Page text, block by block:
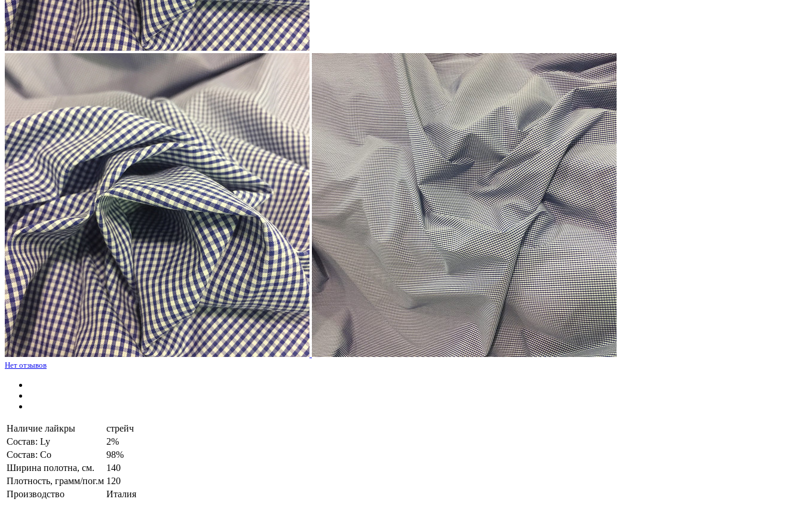
Нет отзывов
Наличие лайкры
стрейч
Состав: Ly
2%
Состав: Co
98%
Ширина полотна, см.
140
Плотность, грамм/пог.м 120
Производство
Италия